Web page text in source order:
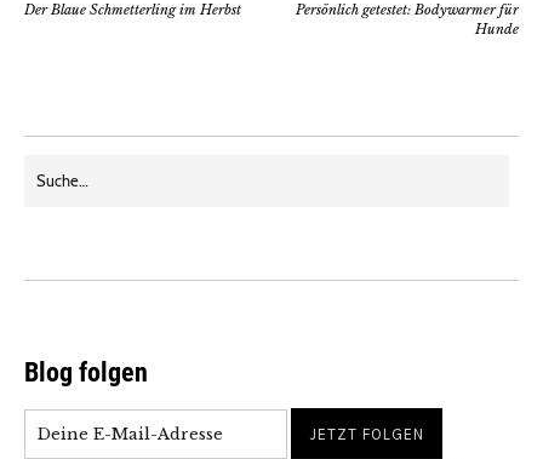
Der Blaue Schmetterling im Herbst
Persönlich getestet: Bodywarmer für
Hunde
Blog folgen